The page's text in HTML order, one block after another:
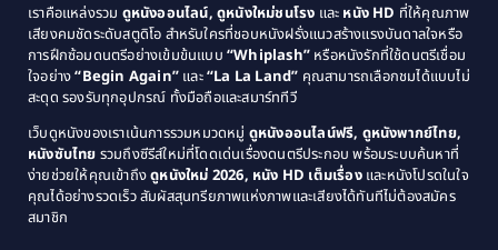
Coming of Age ก้าวพ้นวัย(1)
Coming-of-Age(3)
Community(1)
Crime อาชญากรรม(78)
1979
1978
1976
1975
1974
1971
1970
1969
1968
1964
1963
เราคือแหล่งรวม ดูหนังออนไลน์, ดูหนังใหม่ชนโรง และ หนัง HD ที่ให้คุณภาพ
เสียงคมชัดระดับสตูดิโอ สำหรับใครที่ชอบหนังฝรั่งแนวสร้างแรงบันดาลใจหรือ
การฝึกซ้อมดนตรีอย่างเข้มข้นแบบ “Whiplash” หรือหนังรักที่ใช้ดนตรีเชื่อม
ใจอย่าง“Begin Again” และ“La La Land” คุณสามารถเลือกชมได้แบบไม่
สะดุด รองรับทุกอุปกรณ์ ทั้งมือถือและสมาร์ททีวี
เว็บดูหนังของเราเน้นการรวมหมวดหมู่ ดูหนังออนไลน์ฟรี, ดูหนังพากย์ไทย,
หนังซับไทย รวมถึงซีรีส์ใหม่ที่โดดเด่นเรื่องดนตรีประกอบ พร้อมระบบค้นหาที่
ง่ายช่วยให้คุณเข้าถึงดูหนังใหม่ 2026, หนัง HD เต็มเรื่องและหนังโปรดในใจ
คุณได้อย่างรวดเร็ว สัมผัสสุนทรียภาพแห่งภาพและเสียงได้ทันทีไม่ต้องสมัคร
สมาชิก